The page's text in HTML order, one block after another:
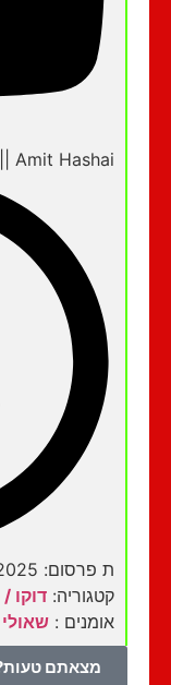
Amit Hashai || עמית חשאי
ת פרסום: 01-11-2025
קטגוריה:דוקו / VLOG
אומנים :שאולי בדישי
מצאתם טעות?